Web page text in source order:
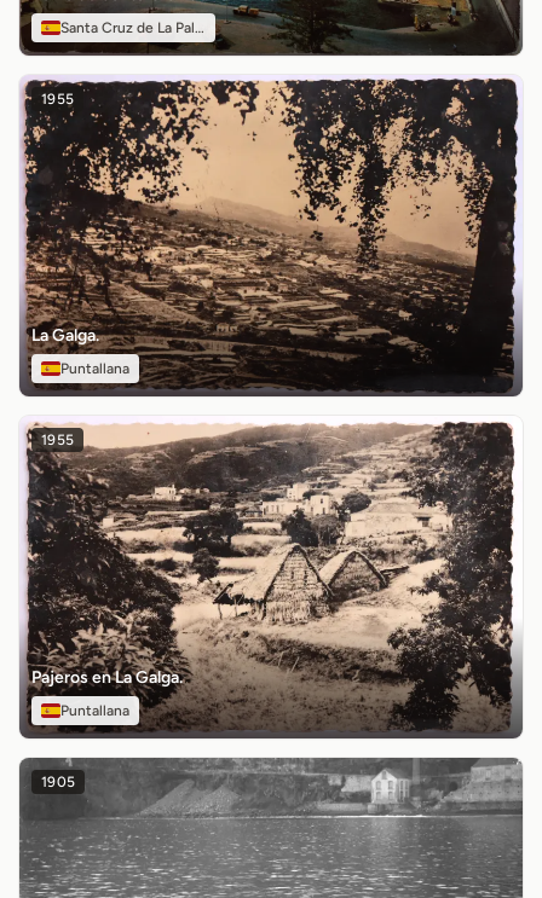
Santa Cruz de La Palma
1955
La Galga.
Puntallana
1955
Pajeros en La Galga.
Puntallana
1905